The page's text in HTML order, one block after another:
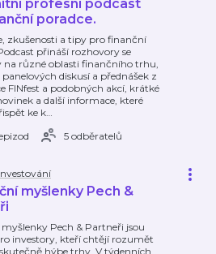
profesní podcast
poradce.
zkušenosti a tipy pro finanční
přináší rozhovory se
na různé oblasti finančního trhu,
diskusí a přednášek z
FINfest a podobných akcí, krátké
a další informace, které
ke k…
5 odběratelů
myšlenky Pech &
Pech & Partneři jsou
investory, kteří chtějí rozumět
hýbe trhy. V týdenních